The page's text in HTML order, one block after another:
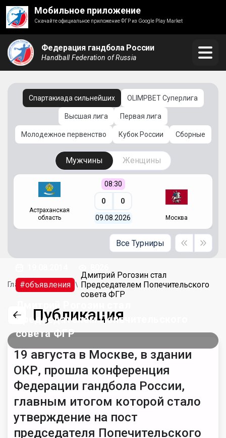
Мобильное приложение
Скачайте официальное приложение ФГР из Google Play Market
Федерация гандбола России
Handball Federation of Russia
Спартакиада сильнейших OLIMPBET Суперлига
Высшая лига Первая лига
Молодежное первенство Кубок России Сборные
Мужчины Женщины
Астраханская
область
08:30
0 0
09.08.2026 Москва
Все Турниры
Главная Новости
Дмитрий Рогозин стал
Председателем Попечительского
совета ФГР
Публикация
#объявления
Дмитрий Рогозин стал
Председателем Попечительского
совета ФГР
19 августа в Москве, в здании
ОКР, прошла конференция
Федерации гандбола России,
главным итогом которой стало
утверждение на пост
председателя Попечительского